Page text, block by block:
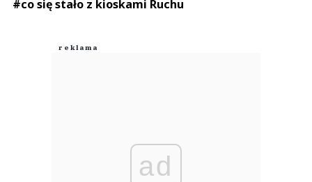
#co się stało z kioskami Ruchu
ad